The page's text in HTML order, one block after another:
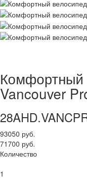
Комфортный
Vancouver
93050 руб.
71700 руб.
Количество
1